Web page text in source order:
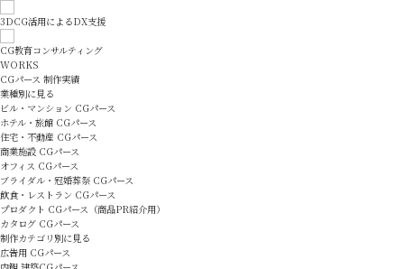
3DCG活用によるDX支援
CG教育コンサルティング
WORKS
CGパース 制作実績
業種別に見る
ビル・マンション CGパース
ホテル・旅館 CGパース
住宅・不動産 CGパース
商業施設 CGパース
オフィス CGパース
ブライダル・冠婚葬祭 CGパース
飲食・レストラン CGパース
プロダクト CGパース（商品PR紹介用）
カタログ CGパース
制作カテゴリ別に見る
広告用 CGパース